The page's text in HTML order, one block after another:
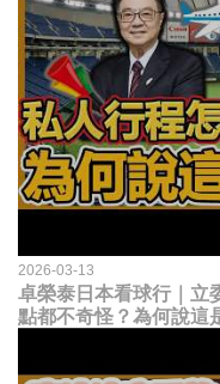
2026-03-13
卓榮泰日本看球行｜立
點都不奇怪？為何說這